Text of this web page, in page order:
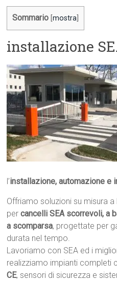
Sommario [mostra
installazione
l’installazione, automazione e
Offriamo soluzioni su misura
percancelli SEA scorrevoli, a
a scomparsa, progettate per
durata nel tempo.
Lavoriamo con SEA ed i
realizziamo impianti completi
CE, sensori di sicurezza e